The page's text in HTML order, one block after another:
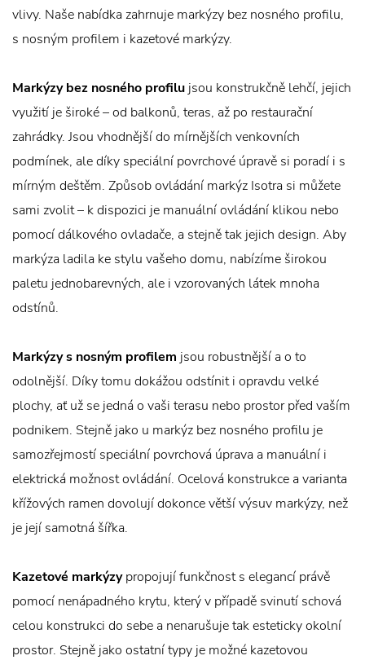
vlivy. Naše nabídka zahrnuje markýzy bez nosného profilu,
s nosným profilem i kazetové markýzy.
Markýzy bez nosného profilu jsou konstrukčně lehčí, jejich
využití je široké – od balkonů, teras, až po restaurační
zahrádky. Jsou vhodnější do mírnějších venkovních
podmínek, ale díky speciální povrchové úpravě si poradí i s
mírným deštěm. Způsob ovládání markýz Isotra si můžete
sami zvolit – k dispozici je manuální ovládání klikou nebo
pomocí dálkového ovladače, a stejně tak jejich design. Aby
markýza ladila ke stylu vašeho domu, nabízíme širokou
paletu jednobarevných, ale i vzorovaných látek mnoha
odstínů.
Markýzy s nosným profilem jsou robustnější a o to
odolnější. Díky tomu dokážou odstínit i opravdu velké
plochy, ať už se jedná o vaši terasu nebo prostor před vaším
podnikem. Stejně jako u markýz bez nosného profilu je
samozřejmostí speciální povrchová úprava a manuální i
elektrická možnost ovládání. Ocelová konstrukce a varianta
křížových ramen dovolují dokonce větší výsuv markýzy, než
je její samotná šířka.
Kazetové markýzypropojují funkčnost s elegancí právě
pomocí nenápadného krytu, který v případě svinutí schová
celou konstrukci do sebe a nenarušuje tak esteticky okolní
prostor. Stejně jako ostatní typy je možné kazetovou